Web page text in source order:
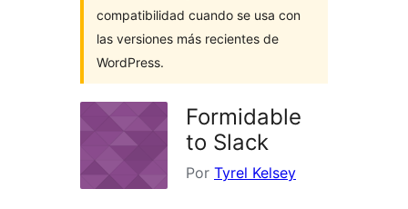
compatibilidad cuando se usa con
las versiones más recientes de
WordPress.
Formidable
to Slack
Por Tyrel Kelsey